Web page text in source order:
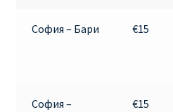
АВИАБИЛЕТЫ ВИЛЬНЮС
Акции RYANAIR из Варшавы
София – Бари €15
София –
€15